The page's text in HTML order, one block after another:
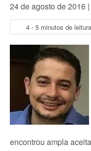
24 de agosto de 2016 |
4 - 5 minutos de leitura
encontrou ampla